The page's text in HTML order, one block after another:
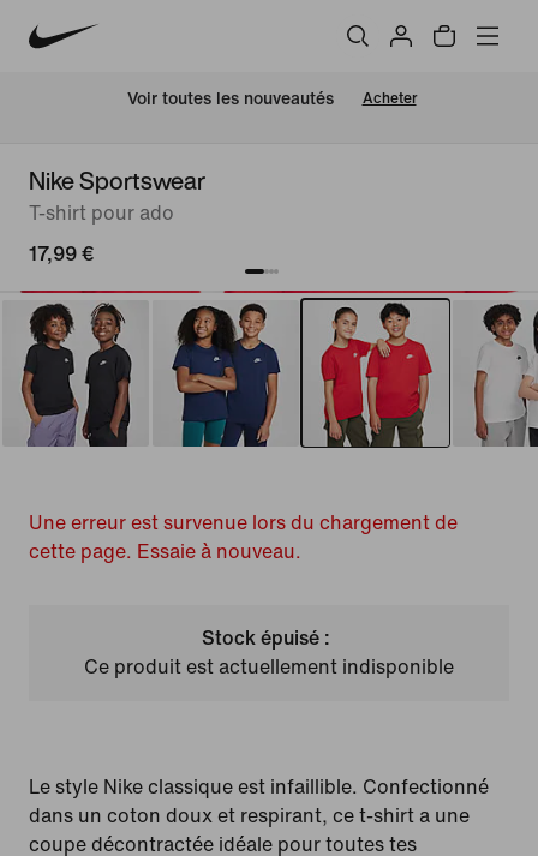
Voir toutes les nouveautés Acheter
Nike Sportswear
T-shirt pour ado
17,99 €
Une erreur est survenue lors du chargement de
cette page. Essaie à nouveau.
Stock épuisé :
Ce produit est actuellement indisponible
Le style Nike classique est infaillible. Confectionné
dans un coton doux et respirant, ce t-shirt a une
coupe décontractée idéale pour toutes tes